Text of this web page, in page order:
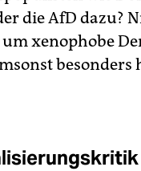
die AfD dazu?
xenophobe
besonders